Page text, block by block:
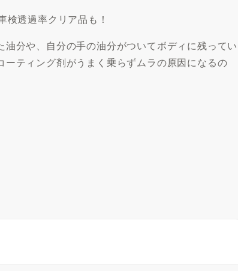
透過率クリア品も！
分や、自分の手の油分がついてボディに残ってい
ティング剤がうまく乗らずムラの原因になるの